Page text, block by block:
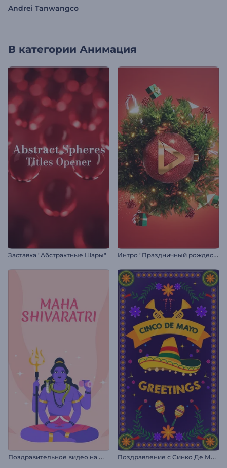
Andrei Tanwangco
В категории Анимация
Заставка "Абстрактные Шары" И
нтро "Праздничный рождественский шар"
П
оздравительное видео на Маха Шивратри П
оздравление с Синко Де Майо